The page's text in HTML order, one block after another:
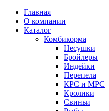
Главная
О компании
Каталог
Комбикорма
Несушки
Бройлеры
Индейки
Перепела
КРС и МРС
Кролики
Свиньи